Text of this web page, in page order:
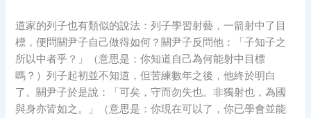
道家的列子也有類似的說法：列子學習射藝，一箭射中了目
標，便問關尹子自己做得如何？關尹子反問他：「子知子之
所以中者乎？」（意思是：你知道自己為何能射中目標
嗎？）列子起初並不知道，但苦練數年之後，他終於明白
了。關尹子於是說：「可矣，守而勿失也。非獨射也，為國
與身亦皆如之。」（意思是：你現在可以了，你已學會並能